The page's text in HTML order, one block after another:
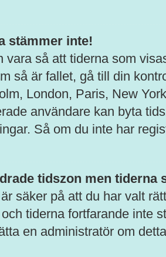
stämmer inte!
vara så att tiderna som
så är fallet, gå till din
London, Paris, New
användare kan byta
Så om du inte har
tidszon men tiderna
säker på att du har valt
tiderna fortfarande inte
en administratör om